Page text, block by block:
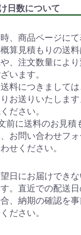
日数について
、商品ページに
算見積もりの送
、注文数量によ
います。
料につきまして
お送りいたしま
ださい。
前に送料のお見積
お問い合わせフ
せください。
日にお届けでき
。直近での配送
、納期の確認を
ださい。